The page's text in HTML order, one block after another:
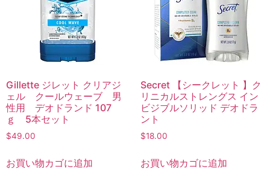
Gillette ジレット クリアジ
ェル クールウェーブ 男
性用 デオドランド 107
ｇ 5本セット
$49.00
お買い物カゴに追加
Secret 【シークレット 】ク
リニカルストレングス イン
ビジブルソリッド デオドラ
ント
$18.00
お買い物カゴに追加